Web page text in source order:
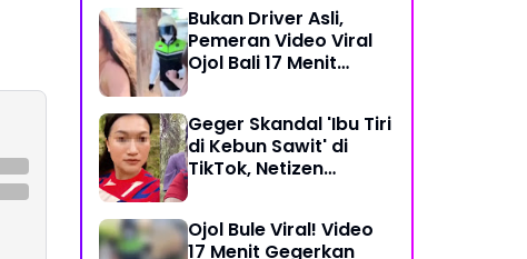
Bukan Driver Asli,
Pemeran Video Viral
Ojol Bali 17 Menit
Geger Skandal 'Ibu Tiri
di Kebun Sawit' di
TikTok, Netizen
Ojol Bule Viral! Video
17 Menit Gegerkan